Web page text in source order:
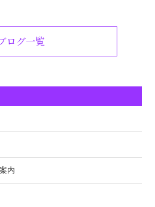
ログ一覧
内